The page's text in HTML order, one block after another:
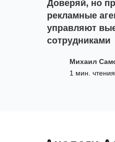
Доверяй, но
рекламные
управляют
сотрудниками
Михаил
1 мин. чтения